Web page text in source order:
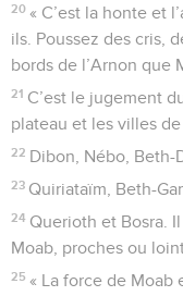
20 « C’est la honte et
ils. Poussez des cris,
bords de l’Arnon que
21 C’est le jugement
plateau et les villes de
22 Dibon, Nébo, Beth-
23 Quiriataïm, Beth-
24 Querioth et Bosra.
Moab, proches ou
25 « La force de Moab